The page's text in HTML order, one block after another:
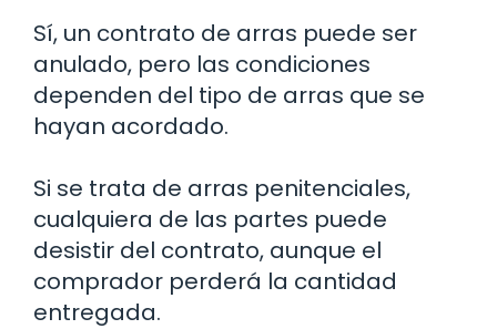
Sí, un contrato de arras puede ser
anulado, pero las condiciones
dependen del tipo de arras que se
hayan acordado.
Si se trata de arras penitenciales,
cualquiera de las partes puede
desistir del contrato, aunque el
comprador perderá la cantidad
entregada.